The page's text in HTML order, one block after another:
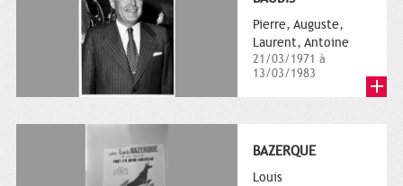
Pierre, Auguste,
Laurent, Antoine
21/03/1971 à
13/03/1983
BAZERQUE
Louis